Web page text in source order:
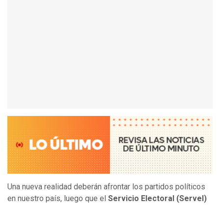
Una nueva realidad deberán afrontar los partidos políticos
en nuestro país, luego que el Servicio Electoral (Servel)